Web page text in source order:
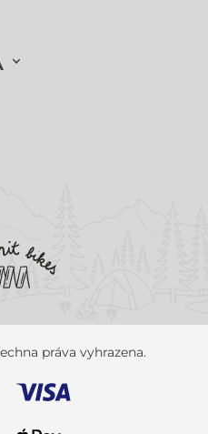
práva vyhrazena.